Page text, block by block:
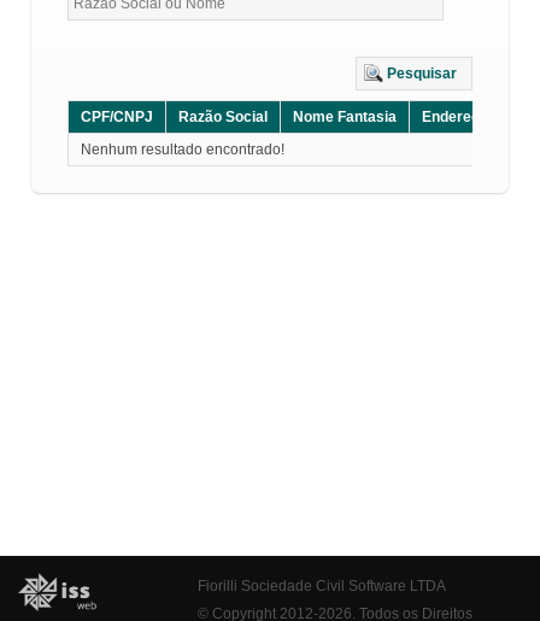
Pesquisar
CPF/CNPJ Razão Social Nome Fantasia Endereço
Nenhum resultado encontrado!
Fiorilli Sociedade Civil Software LTDA
© Copyright 2012-2026. Todos os Direitos